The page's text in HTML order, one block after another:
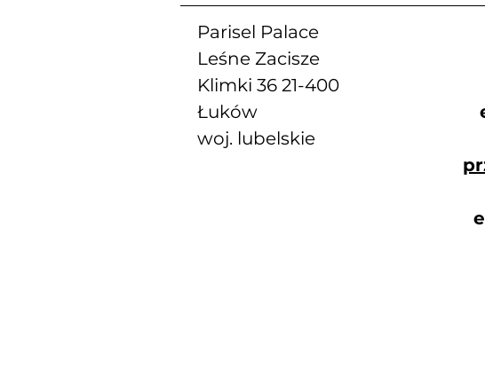
Parisel Palace
Leśne Zacisze
Klimki 36 21-400
Łuków
woj. lubelskie